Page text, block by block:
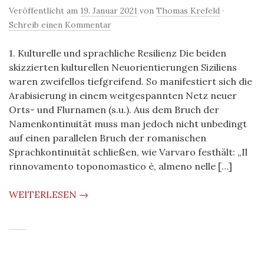
Veröffentlicht am 19. Januar 2021 von Thomas Krefeld ·
Schreib einen Kommentar
1. Kulturelle und sprachliche Resilienz Die beiden
skizzierten kulturellen Neuorientierungen Siziliens
waren zweifellos tiefgreifend. So manifestiert sich die
Arabisierung in einem weitgespannten Netz neuer
Orts- und Flurnamen (s.u.). Aus dem Bruch der
Namenkontinuität muss man jedoch nicht unbedingt
auf einen parallelen Bruch der romanischen
Sprachkontinuität schließen, wie Varvaro festhält: „Il
rinnovamento toponomastico è, almeno nelle […]
WEITERLESEN →